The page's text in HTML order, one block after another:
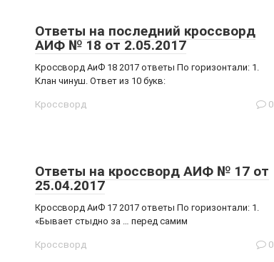
Ответы на последний кроссворд
АИФ № 18 от 2.05.2017
Кроссворд АиФ 18 2017 ответы По горизонтали: 1.
Клан чинуш. Ответ из 10 букв:
Кроссворд 0
Ответы на кроссворд АИФ № 17 от
25.04.2017
Кроссворд АиФ 17 2017 ответы По горизонтали: 1.
«Бывает стыдно за … перед самим
Кроссворд 0